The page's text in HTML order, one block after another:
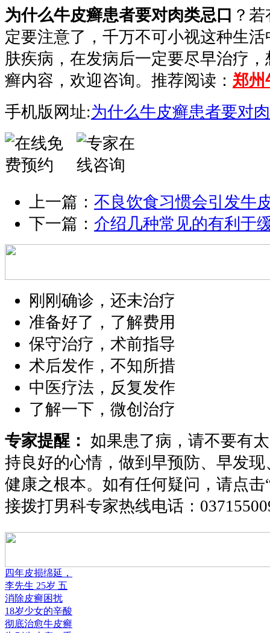
为什么牛皮癣患者要对肉类忌口 ？
定要注意了，千万不可小视这种生
肤疾病，在发病后一定要尽早治疗
癣内容，欢迎咨询。推荐阅读： 郑州
手机版网址:为什么牛皮癣患者要对
上一篇： 不良饮食习惯会引发牛
下一篇： 介绍几种常见的有利于
刚刚确诊，还未治疗
准备好了，了解费用
保守治疗，术前指导
术后发作，不知所措
中医疗法，反复发作
了解一下，微创治疗
专家提醒： 如果患了病，请不要有
持良好的心情，做到早预防、早发
健康之根本。如有任何疑问，请点击
接拨打男科专家热线电话：
四年皮损绵延，
李先生 25岁 五
消除皮癣困扰
18岁少女的辛酸
彻底治愈牛皮癣